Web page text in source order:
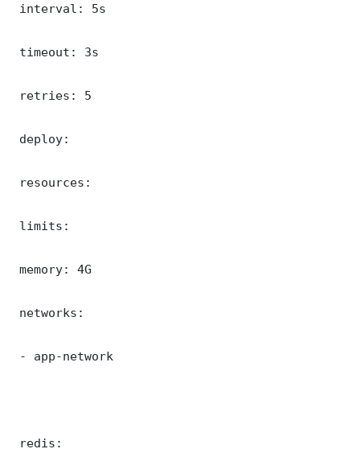
interval: 5s
timeout: 3s
retries: 5
deploy:
resources:
limits:
memory: 4G
networks:
- app-network
redis: